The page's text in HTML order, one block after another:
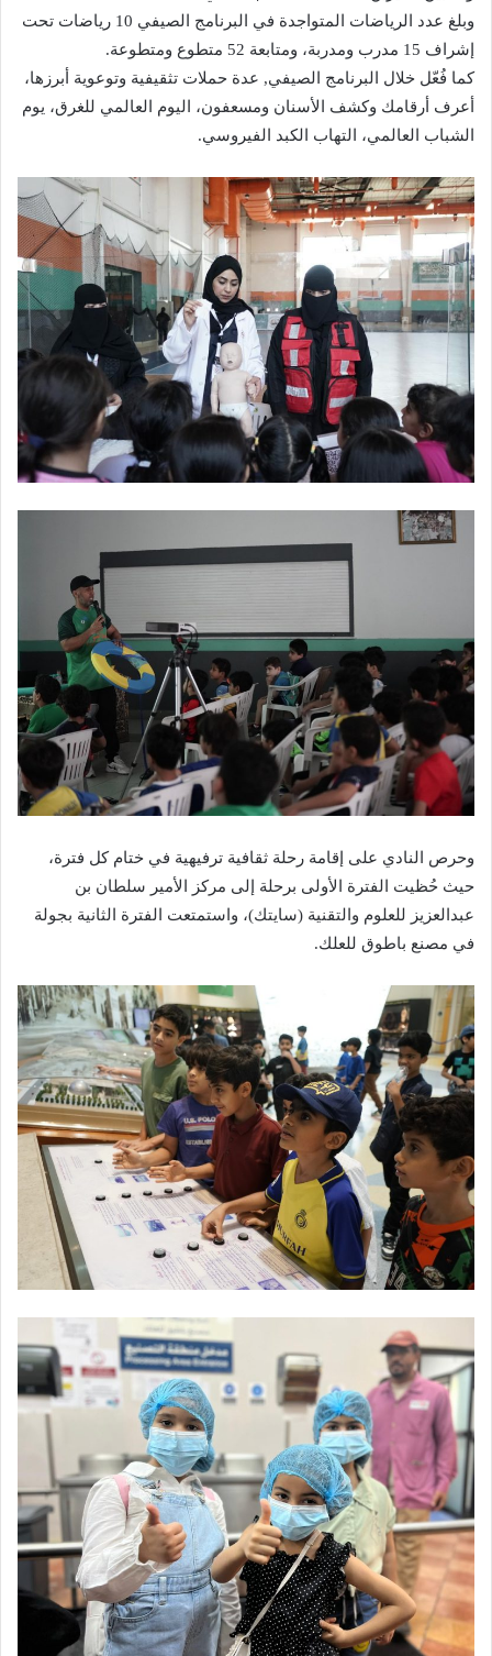
وبلغ عدد الرياضات المتواجدة في البرنامج الصيفي 10 رياضات تحت
إشراف 15 مدرب ومدربة، ومتابعة 52 متطوع ومتطوعة.
كما فُعّل خلال البرنامج الصيفي, عدة حملات تثقيفية وتوعوية أبرزها،
أعرف أرقامك وكشف الأسنان ومسعفون، اليوم العالمي للغرق، يوم
الشباب العالمي، التهاب الكبد الفيروسي.
وحرص النادي على إقامة رحلة ثقافية ترفيهية في ختام كل فترة،
حيث حُظيت الفترة الأولى برحلة إلى مركز الأمير سلطان بن
عبدالعزيز للعلوم والتقنية (سايتك)، واستمتعت الفترة الثانية بجولة
في مصنع باطوق للعلك.